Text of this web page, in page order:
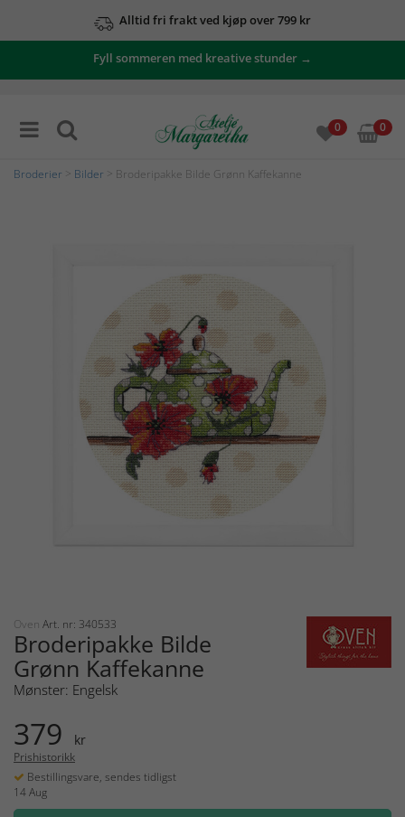
Alltid fri frakt ved kjøp over 799 kr
Fyll sommeren med kreative stunder →
0 0
Broderier Bilder > Broderipakke Bilde Grønn Kaffekanne
Oven Art. nr: 340533
Broderipakke Bilde
Grønn Kaffekanne
Mønster: Engelsk
379 kr
Prishistorikk
Bestillingsvare, sendes tidligst
14 Aug